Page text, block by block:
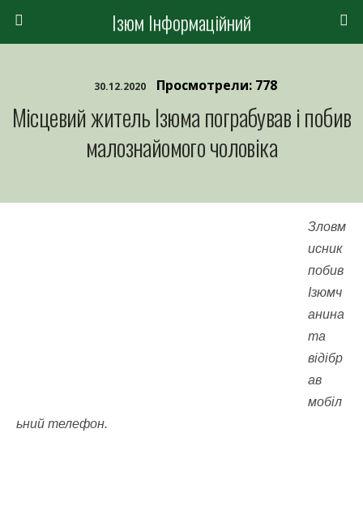
Ізюм Інформаційний
30.12.2020 Просмотрели: 778
Місцевий житель Ізюма пограбував і побив
малознайомого чоловіка
Зловм
исник
побив
Ізюмч
анина
та
відібр
ав
мобіл
ьний телефон.